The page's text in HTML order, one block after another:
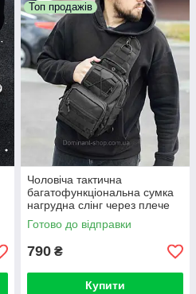
Топ продажів
Чоловіча тактична
багатофункціональна сумка
нагрудна слінг через плече
Cord однолямковий рюкзак з
MOLLE
Готово до відправки
790 ₴
Купити